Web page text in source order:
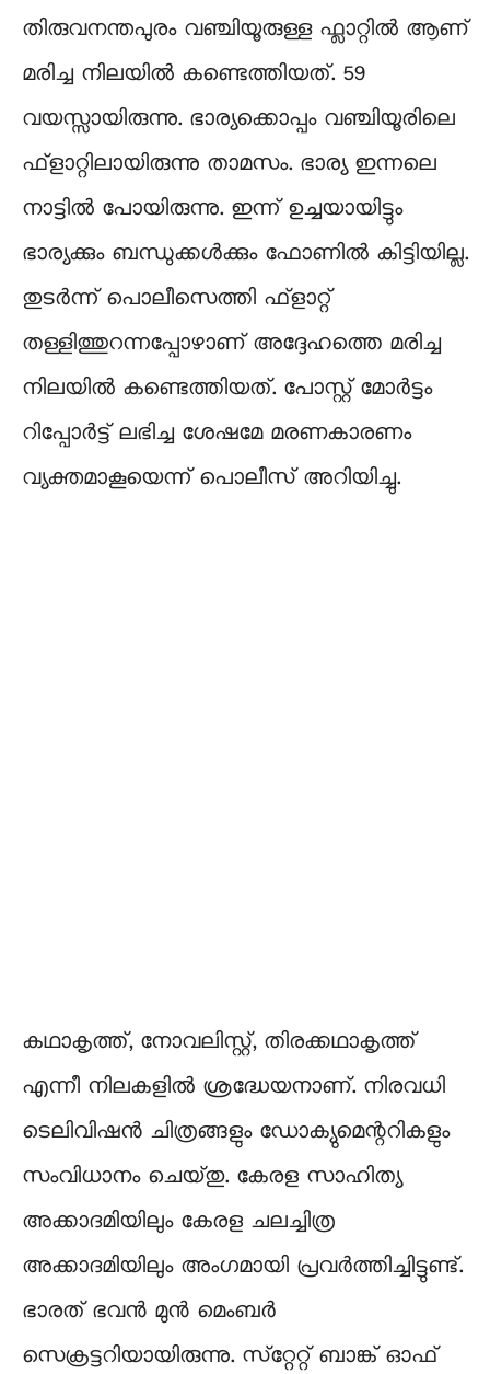
തിരുവനന്തപുരം വഞ്ചിയൂരുള്ള ഫ്ലാറ്റിൽ ആണ്
മരിച്ച നിലയിൽ കണ്ടെത്തിയത്. 59
വയസ്സായിരുന്നു. ഭാര്യക്കൊപ്പം വഞ്ചിയൂരിലെ
ഫ്ളാറ്റിലായിരുന്നു താമസം. ഭാര്യ ഇന്നലെ
നാട്ടില്‍ പോയിരുന്നു. ഇന്ന് ഉച്ചയായിട്ടും
ഭാര്യക്കും ബന്ധുക്കള്‍ക്കും ഫോണില്‍ കിട്ടിയില്ല.
തുടര്‍ന്ന് പൊലീസെത്തി ഫ്ളാറ്റ്
തള്ളിത്തുറന്നപ്പോഴാണ് അദ്ദേഹത്തെ മരിച്ച
നിലയില്‍ കണ്ടെത്തിയത്. പോസ്റ്റ് മോര്‍ട്ടം
റിപ്പോര്‍ട്ട് ലഭിച്ച ശേഷമേ മരണകാരണം
വ്യക്തമാകൂയെന്ന് പൊലീസ് അറിയിച്ചു.
കഥാകൃത്ത്, നോവലിസ്റ്റ്, തിരക്കഥാകൃത്ത്
എന്നീ നിലകളിൽ ശ്രദ്ധേയനാണ്. നിരവധി
ടെലിവിഷൻ ചിത്രങ്ങളും ഡോക്യുമെന്ററികളും
സംവിധാനം ചെയ്‌തു. കേരള സാഹിത്യ
അക്കാദമിയിലും കേരള ചലച്ചിത്ര
അക്കാദമിയിലും അംഗമായി പ്രവർത്തിച്ചിട്ടുണ്ട്.
ഭാരത് ഭവൻ മുൻ മെംബർ
സെക്രട്ടറിയായിരുന്നു. സ്‌റ്റേറ്റ്‌ ബാങ്ക്‌ ഓഫ്‌